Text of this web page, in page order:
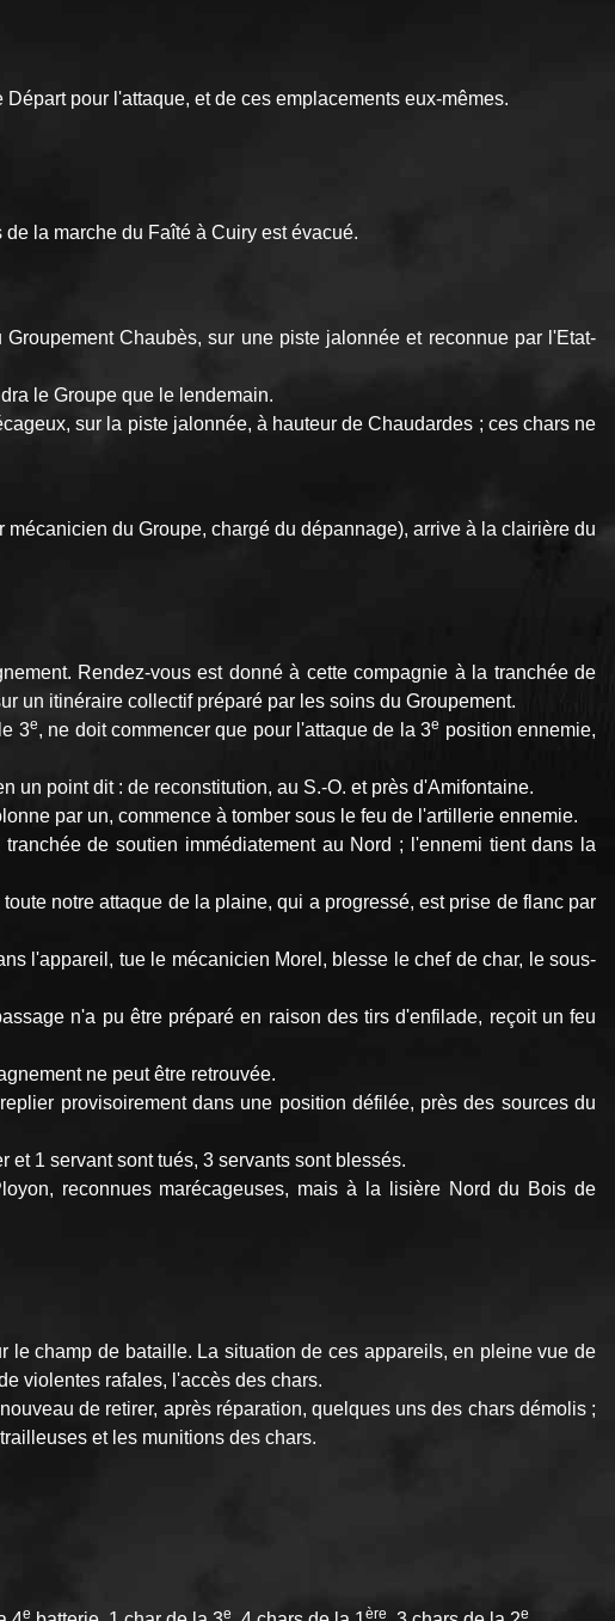
pour l'attaque, et de ces emplacements eux-mêmes.
la marche du Faîté à Cuiry est évacué.
Chaubès, sur une piste jalonnée et reconnue par l'Etat-
le Groupe que le lendemain.
sur la piste jalonnée, à hauteur de Chaudardes ; ces chars ne
du Groupe, chargé du dépannage), arrive à la clairière du
Rendez-vous est donné à cette compagnie à la tranchée de
un itinéraire collectif préparé par les soins du Groupement.
3e, ne doit commencer que pour l'attaque de la 3e position ennemie,
un point dit : de reconstitution, au S.-O. et près d'Amifontaine.
par un, commence à tomber sous le feu de l'artillerie ennemie.
de soutien immédiatement au Nord ; l'ennemi tient dans la
notre attaque de la plaine, qui a progressé, est prise de flanc par
l'appareil, tue le mécanicien Morel, blesse le chef de char, le sous-
n'a pu être préparé en raison des tirs d'enfilade, reçoit un feu
ne peut être retrouvée.
provisoirement dans une position défilée, près des sources du
1 servant sont tués, 3 servants sont blessés.
reconnues marécageuses, mais à la lisière Nord du Bois de
le champ de bataille. La situation de ces appareils, en pleine vue de
violentes rafales, l'accès des chars.
de retirer, après réparation, quelques uns des chars démolis ;
et les munitions des chars.
e e ère e